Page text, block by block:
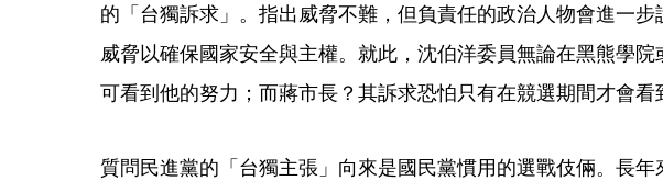
的「台獨訴求」。指出威脅不難，但負責任的政治人物會進一步
威脅以確保國家安全與主權。就此，沈伯洋委員無論在黑熊學院
可看到他的努力；而蔣市長？其訴求恐怕只有在競選期間才會看
質問民進黨的「台獨主張」向來是國民黨慣用的選戰伎倆。長年